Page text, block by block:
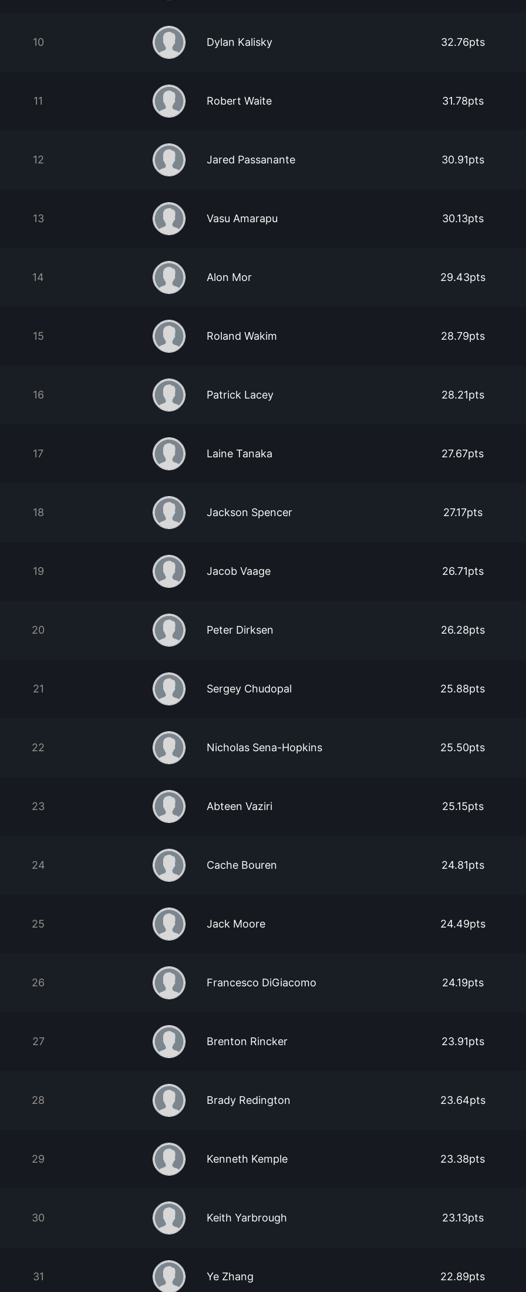
10 Dylan Kalisky 32.76pts
11 Robert Waite 31.78pts
12 Jared Passanante 30.91pts
13 Vasu Amarapu 30.13pts
14 Alon Mor 29.43pts
15 Roland Wakim 28.79pts
16 Patrick Lacey 28.21pts
17 Laine Tanaka 27.67pts
18 Jackson Spencer 27.17pts
19 Jacob Vaage 26.71pts
20 Peter Dirksen 26.28pts
21 Sergey Chudopal 25.88pts
22 Nicholas Sena-Hopkins 25.50pts
23 Abteen Vaziri 25.15pts
24 Cache Bouren 24.81pts
25 Jack Moore 24.49pts
26 Francesco DiGiacomo 24.19pts
27 Brenton Rincker 23.91pts
28 Brady Redington 23.64pts
29 Kenneth Kemple 23.38pts
30 Keith Yarbrough 23.13pts
31 Ye Zhang 22.89pts